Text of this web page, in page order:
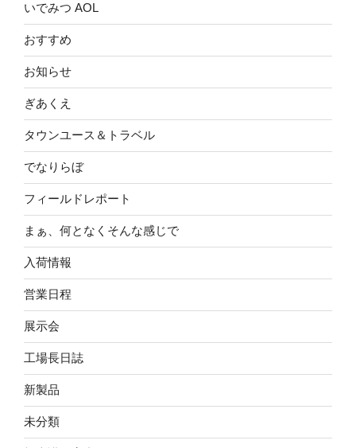
いでみつ AOL
おすすめ
お知らせ
ぎあくえ
タウンユース＆トラベル
でなりらぼ
フィールドレポート
まぁ、何となくそんな感じで
入荷情報
営業日程
展示会
工場長日誌
新製品
未分類